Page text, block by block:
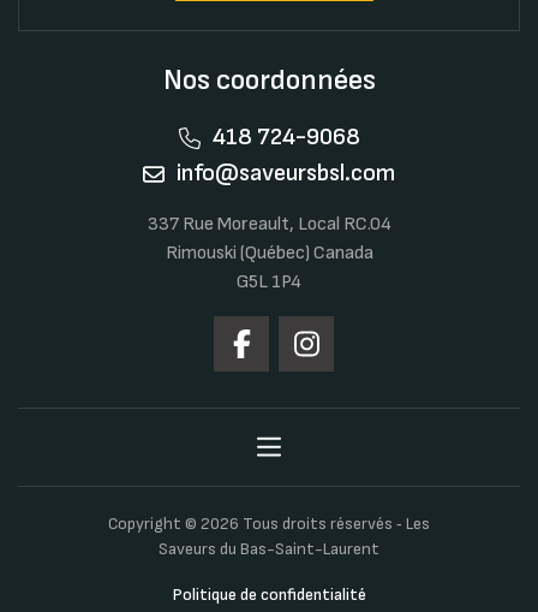
Nos coordonnées
418 724-9068
info@saveursbsl.com
337 Rue Moreault, Local RC.04
Rimouski (Québec) Canada
G5L 1P4
Copyright © 2026 Tous droits réservés ‐ Les
Saveurs du Bas-Saint-Laurent
Politique de confidentialité